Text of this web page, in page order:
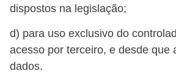
dispostos na legislação;
d) para uso exclusivo do
acesso por terceiro, e desde que
dados.